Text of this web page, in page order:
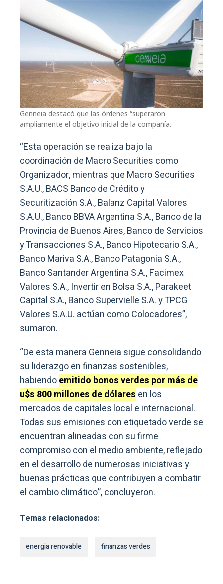
Genneia destacó que las órdenes “superaron
ampliamente el objetivo inicial de la compañía.
“Esta operación se realiza bajo la
coordinación de Macro Securities como
Organizador, mientras que Macro Securities
S.A.U., BACS Banco de Crédito y
Securitización S.A., Balanz Capital Valores
S.A.U., Banco BBVA Argentina S.A., Banco de la
Provincia de Buenos Aires, Banco de Servicios
y Transacciones S.A., Banco Hipotecario S.A.,
Banco Mariva S.A., Banco Patagonia S.A.,
Banco Santander Argentina S.A., Facimex
Valores S.A., Invertir en Bolsa S.A., Parakeet
Capital S.A., Banco Supervielle S.A. y TPCG
Valores S.A.U. actúan como Colocadores”,
sumaron.
“De esta manera Genneia sigue consolidando
su liderazgo en finanzas sostenibles,
habiendoemitido bonos verdes por más de
u$s 800 millones de dólares en los
mercados de capitales local e internacional.
Todas sus emisiones con etiquetado verde se
encuentran alineadas con su firme
compromiso con el medio ambiente, reflejado
en el desarrollo de numerosas iniciativas y
buenas prácticas que contribuyen a combatir
el cambio climático”, concluyeron.
Temas relacionados:
energia renovable finanzas verdes